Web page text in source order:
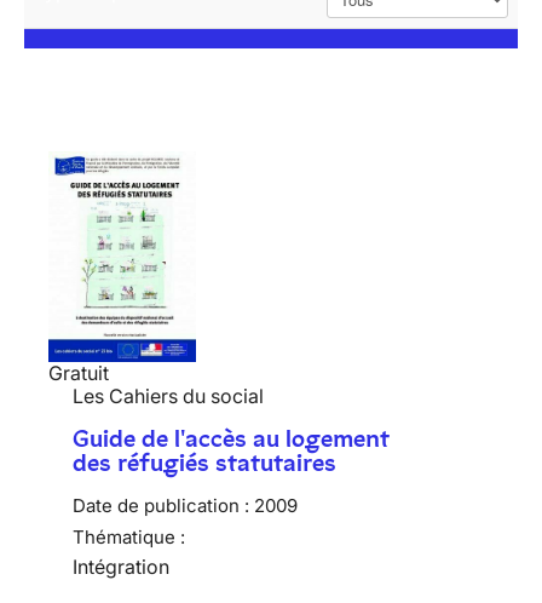
Gratuit
Les Cahiers du social
Guide de l'accès au logement
des réfugiés statutaires
Date de publication : 2009
Thématique :
Intégration